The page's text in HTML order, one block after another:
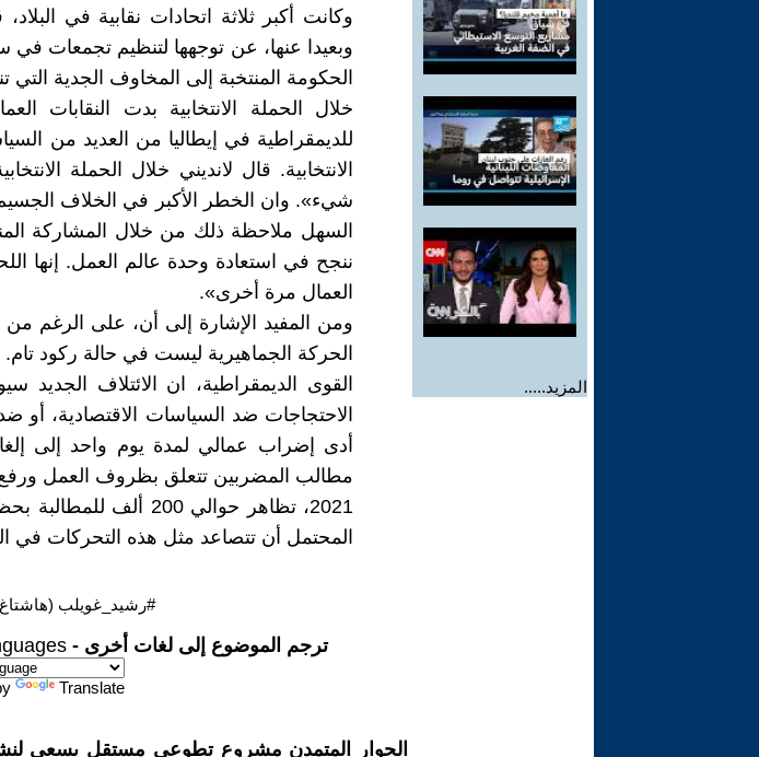
المزيد.....
وكانت أكبر ثلاثة اتحادات نقابية في
وبعيدا عنها، عن توجهها لتنظيم تجمعات في
الحكومة المنتخبة إلى المخاوف الجدية التي
خلال الحملة الانتخابية بدت النقابات
للديمقراطية في إيطاليا من العديد من
الانتخابية. قال لانديني خلال الحملة
شيء». وان الخطر الأكبر في الخلاف
السهل ملاحظة ذلك من خلال المشاركة
ننجح في استعادة وحدة عالم العمل. إنها
العمال مرة أخرى».
ومن المفيد الإشارة إلى أن، على الرغم من
الحركة الجماهيرية ليست في حالة ركود
القوى الديمقراطية، ان الائتلاف
الاحتجاجات ضد السياسات الاقتصادية، أو
مطالب المضربين تتعلق بظروف العمل ورفع
2021، تظاهر حوالي 200
المحتمل أن تتصاعد مثل هذه التحركات في
#رشيد_غويلب
ترجم الموضوع إلى لغات أخرى -
Translate
الحوار المتمدن مشروع تطوعي مستقل يسعى لنشر